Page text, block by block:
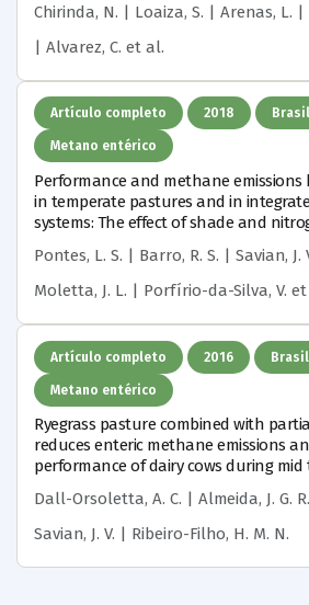
Chirinda, N. | Loaiza, S. | Arenas, L. |
| Alvarez, C. et al.
Artículo completo 2018 Brasil
Metano entérico
Performance and methane emissions
in temperate pastures and in
systems: The effect of shade and
Pontes, L. S. | Barro, R. S. | Savian, J.
Moletta, J. L. | Porfírio-da-Silva, V.
Artículo completo 2016 Brasil
Metano entérico
Ryegrass pasture combined with
reduces enteric methane emissions
performance of dairy cows during
Dall-Orsoletta, A. C. | Almeida, J. G.
Savian, J. V. | Ribeiro-Filho, H. M. N.